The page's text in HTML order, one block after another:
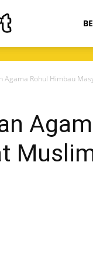
Agama Rohul Himbau